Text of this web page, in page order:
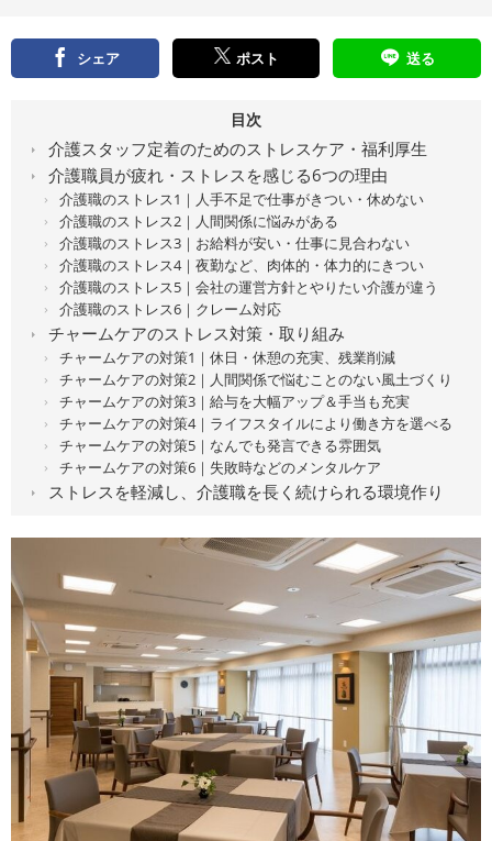
シェア ポスト 送る
目次
介護スタッフ定着のためのストレスケア・福利厚生
介護職員が疲れ・ストレスを感じる6つの理由
介護職のストレス1｜人手不足で仕事がきつい・休めない
介護職のストレス2｜人間関係に悩みがある
介護職のストレス3｜お給料が安い・仕事に見合わない
介護職のストレス4｜夜勤など、肉体的・体力的にきつい
介護職のストレス5｜会社の運営方針とやりたい介護が違う
介護職のストレス6｜クレーム対応
チャームケアのストレス対策・取り組み
チャームケアの対策1｜休日・休憩の充実、残業削減
チャームケアの対策2｜人間関係で悩むことのない風土づくり
チャームケアの対策3｜給与を大幅アップ＆手当も充実
チャームケアの対策4｜ライフスタイルにより働き方を選べる
チャームケアの対策5｜なんでも発言できる雰囲気
チャームケアの対策6｜失敗時などのメンタルケア
ストレスを軽減し、介護職を長く続けられる環境作り